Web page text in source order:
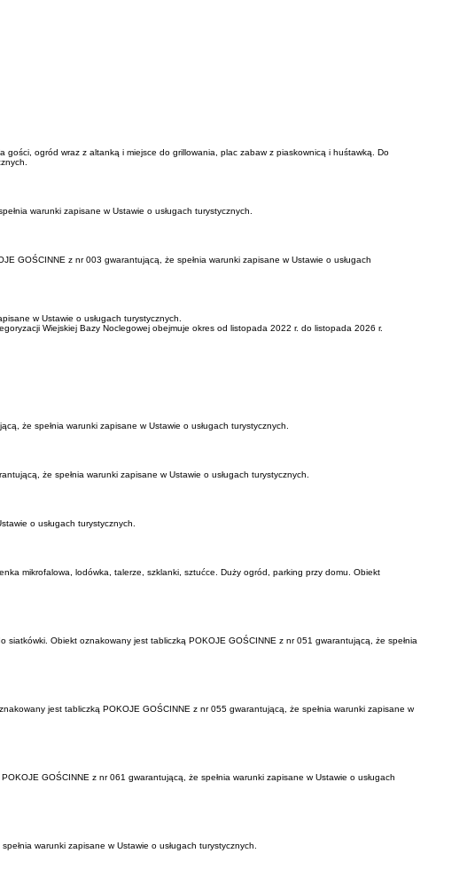
gości, ogród wraz z altanką i miejsce do grillowania, plac zabaw z piaskownicą i huśtawką. Do
warunki zapisane w Ustawie o usługach turystycznych.
GOŚCINNE z nr 003 gwarantującą, że spełnia warunki zapisane w Ustawie o usługach
w Ustawie o usługach turystycznych.
Wiejskiej Bazy Noclegowej obejmuje okres od listopada 2022 r. do listopada 2026 r.
że spełnia warunki zapisane w Ustawie o usługach turystycznych.
że spełnia warunki zapisane w Ustawie o usługach turystycznych.
o usługach turystycznych.
mikrofalowa, lodówka, talerze, szklanki, sztućce. Duży ogród, parking przy domu. Obiekt
siatkówki. Obiekt oznakowany jest tabliczką POKOJE GOŚCINNE z nr 051 gwarantującą, że spełnia
jest tabliczką POKOJE GOŚCINNE z nr 055 gwarantującą, że spełnia warunki zapisane w
GOŚCINNE z nr 061 gwarantującą, że spełnia warunki zapisane w Ustawie o usługach
warunki zapisane w Ustawie o usługach turystycznych.